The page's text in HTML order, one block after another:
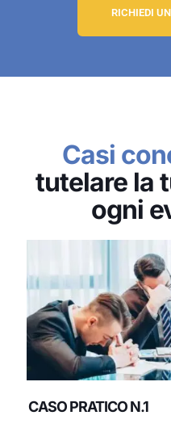
RICHIEDI
Casi
tutelare la
ogni
CASO PRATICO N.1